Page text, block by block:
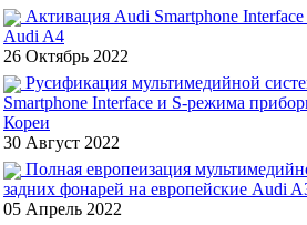
Активация Audi Smartphone
Audi A4
26 Октябрь 2022
Русификация мультимедийной
Smartphone Interface и S-режима
Кореи
30 Август 2022
Полная европеизация
задних фонарей на европейские Audi
05 Апрель 2022